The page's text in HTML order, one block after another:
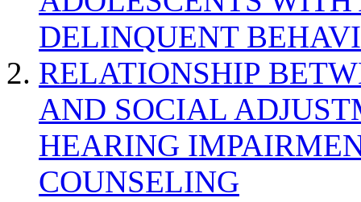
DELINQUENT
RELATIONSHIP
AND SOCIAL
HEARING
COUNSELING